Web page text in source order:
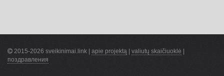
2015-2026 sveikinimai.link | apie projektą | valiutų skaičiuoklė |
поздравления